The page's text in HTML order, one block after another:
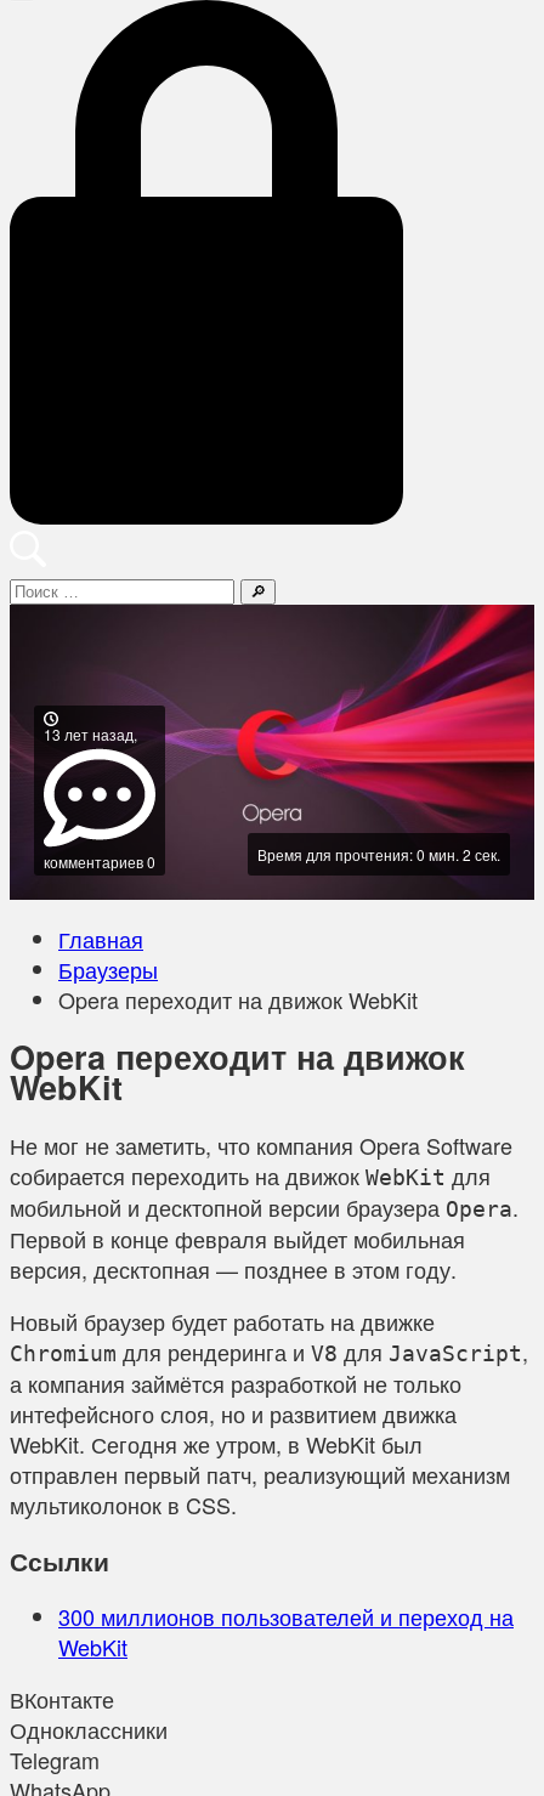
Поиск
13 лет назад,
комментариев 0 Время для прочтения: 0 мин. 2 сек.
Главная
Браузеры
Opera переходит на движок WebKit
Opera переходит на движок
WebKit
Не мог не заметить, что компания Opera Software
собирается переходить на движок WebKit для
мобильной и десктопной версии браузера Opera.
Первой в конце февраля выйдет мобильная
версия, десктопная — позднее в этом году.
Новый браузер будет работать на движке
Chromium для рендеринга и V8 для JavaScript,
а компания займётся разработкой не только
интефейсного слоя, но и развитием движка
WebKit. Сегодня же утром, в WebKit был
отправлен первый патч, реализующий механизм
мультиколонок в CSS.
Ссылки
300 миллионов пользователей и переход на
WebKit
ВКонтакте
Одноклассники
Telegram